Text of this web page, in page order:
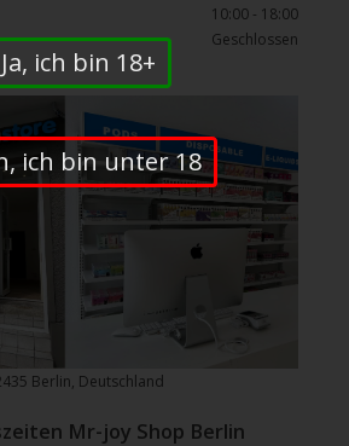
Berlin, Deutschland
10:00 - 18:00
Geschlossen
Mr-joy Shop Berlin
Ja, ich bin 18+
ich bin unter 18